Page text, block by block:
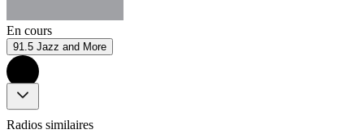
En cours
91.5 Jazz and More
Radios similaires